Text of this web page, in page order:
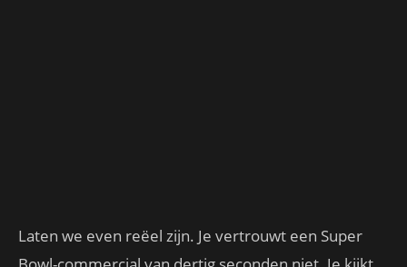
Laten we even reëel zijn. Je vertrouwt een Super